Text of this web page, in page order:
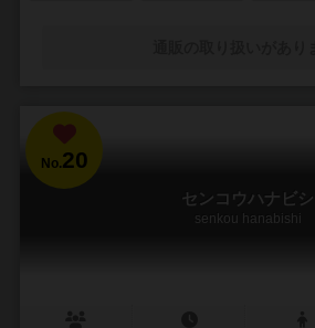
No.20
センコウハナビシ
senkou hanabishi